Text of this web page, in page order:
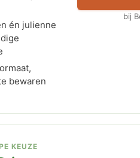
én julienne
bewaren
bij
KEUZE